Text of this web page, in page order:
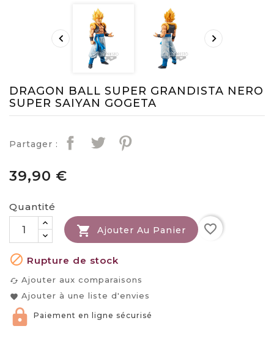
 
DRAGON BALL SUPER GRANDISTA NERO
SUPER SAIYAN GOGETA
Partager :
39,90 €
Quantité
 Ajouter Au Panier favorite_border
 Rupture de stock
cached Ajouter aux comparaisons
favorite Ajouter à une liste d'envies
Paiement en ligne sécurisé